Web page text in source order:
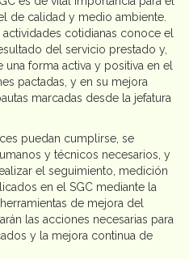
de calidad y medio ambiente.
cotidianas conoce el
del servicio prestado y,
forma activa y positiva en el
pactadas, y en su mejora
marcadas desde la jefatura
puedan cumplirse, se
y técnicos necesarios, y
el seguimiento, medición
en el SGC mediante la
de mejora del
las acciones necesarias para
y la mejora continua de